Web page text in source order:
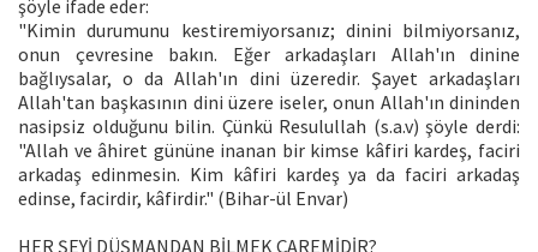
şöyle ifade eder:
"Kimin durumunu kestiremiyorsanız; dinini bilmiyorsanız,
onun çevresine bakın. Eğer arkadaşları Allah'ın dinine
bağlıysalar, o da Allah'ın dini üzeredir. Şayet arkadaşları
Allah'tan başkasının dini üzere iseler, onun Allah'ın dininden
nasipsiz olduğunu bilin. Çünkü Resulullah (s.a.v) şöyle derdi:
"Allah ve âhiret gününe inanan bir kimse kâfiri kardeş, faciri
arkadaş edinmesin. Kim kâfiri kardeş ya da faciri arkadaş
edinse, facirdir, kâfirdir." (Bihar-ül Envar)
HER ŞEYİ DÜŞMANDAN BİLMEK ÇAREMİDİR?